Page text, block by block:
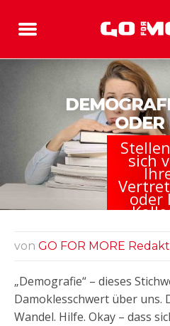
ODER
sich
oder
von GO FOR MORE
„Demografie“ – dieses
Damoklesschwert über uns.
Wandel. Hilfe. Okay – dass